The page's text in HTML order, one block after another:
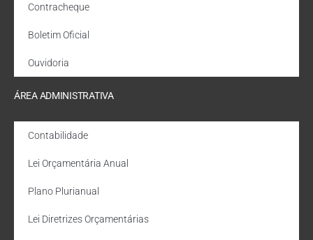
Contracheque
Boletim Oficial
Ouvidoria
ÁREA ADMINISTRATIVA
Contabilidade
Lei Orçamentária Anual
Plano Plurianual
Lei Diretrizes Orçamentárias